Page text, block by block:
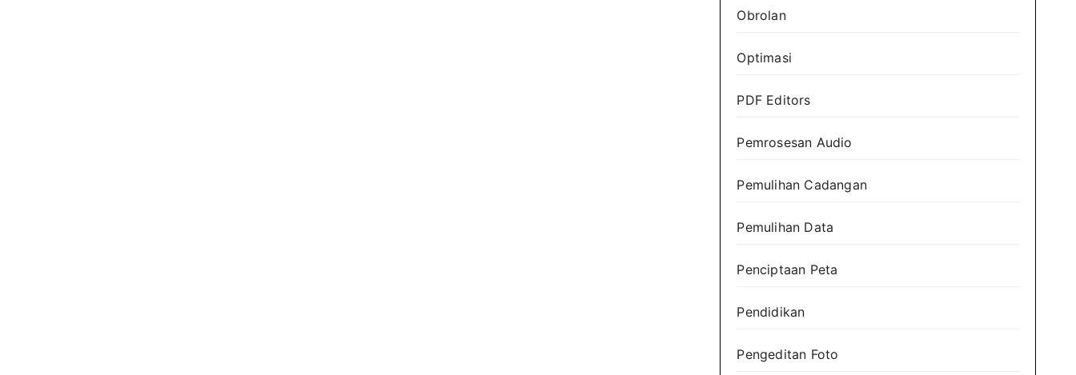
Obrolan
Optimasi
PDF Editors
Pemrosesan Audio
Pemulihan Cadangan
Pemulihan Data
Penciptaan Peta
Pendidikan
Pengeditan Foto